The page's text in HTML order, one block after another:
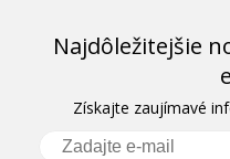
Najdôležitejšie
Získajte zaujímavé